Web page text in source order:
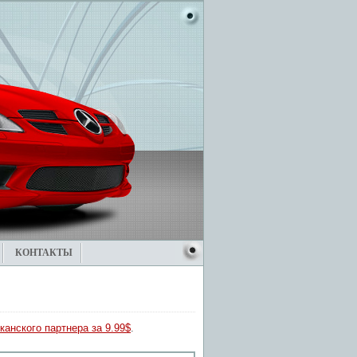
КОНТАКТЫ
партнера за 9.99$.